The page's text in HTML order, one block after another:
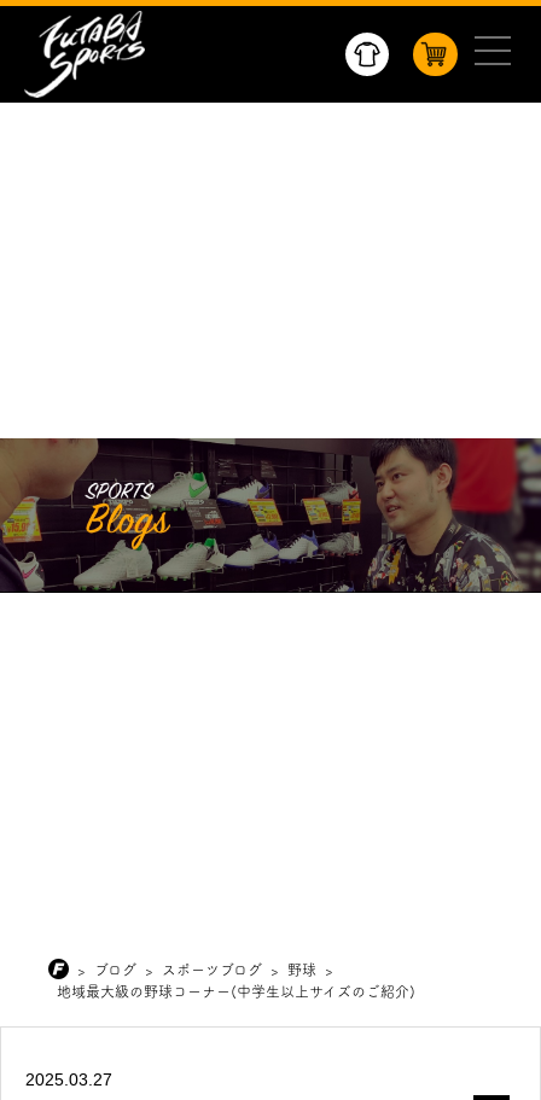
> ブログ > スポーツブログ > 野球
>
地域最大級の野球コーナー(中学生以上サイズのご紹介)
2025.03.27